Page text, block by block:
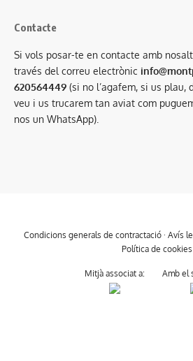
Contacte
Si vols posar-te en contacte amb
través del correu electrònic
620564449 (si no l’agafem, si us plau,
veu i us trucarem tan aviat com
nos un WhatsApp).
Condicions generals de contractació· Avís
Política de cookies
Mitjà associat a: Amb el